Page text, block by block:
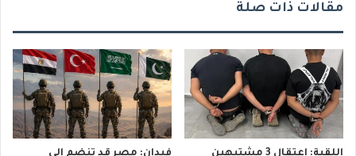
مقالات ذات صلة
اللقية: اعتقال 3 مشتبهين فيدان: مصر قد تنضم إلى